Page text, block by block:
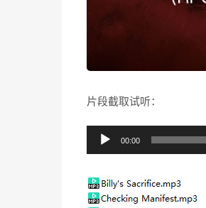
片段截取试听：
放
器
00:00